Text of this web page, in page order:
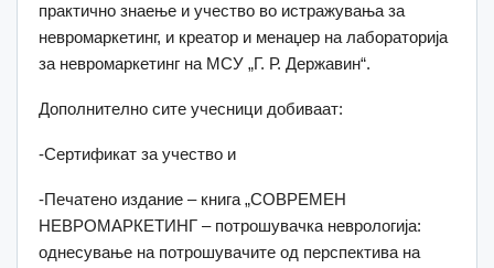
практично знаење и учество во истражувања за
невромаркетинг, и креатор и менаџер на лабораторија
за невромаркетинг на МСУ „Г. Р. Державин“.
Дополнително сите учесници добиваат:
-Сертификат за учество и
-Печатено издание – книга „СОВРЕМЕН
НЕВРОМАРКЕТИНГ – потрошувачка неврологија:
однесување на потрошувачите од перспектива на